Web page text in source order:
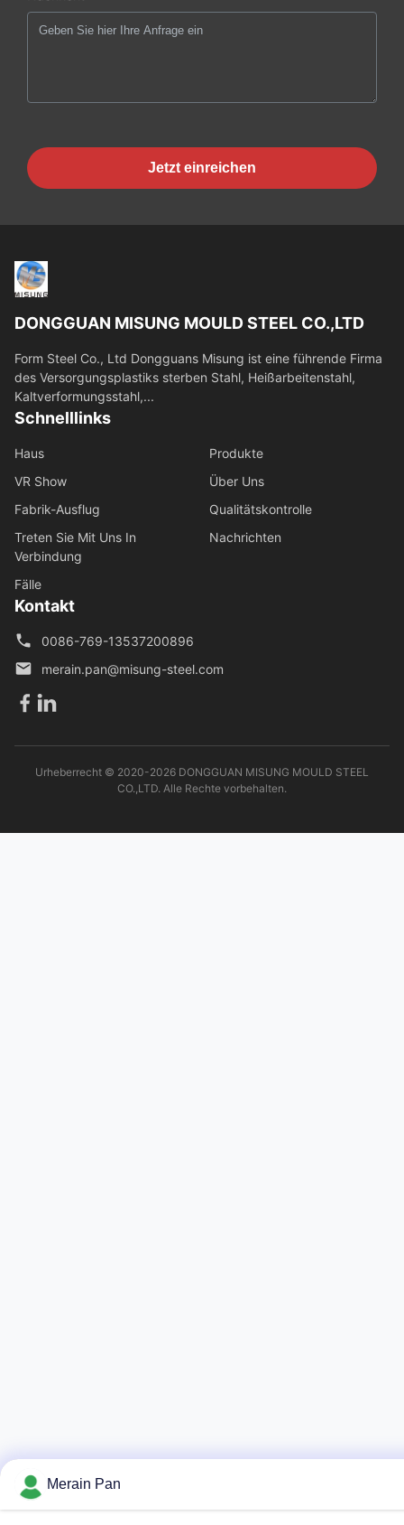
Jetzt einreichen
DONGGUAN MISUNG MOULD STEEL CO.,LTD
Form Steel Co., Ltd Dongguans Misung ist eine führende Firma
des Versorgungsplastiks sterben Stahl, Heißarbeitenstahl,
Kaltverformungsstahl,...
Schnelllinks
Haus
Produkte
VR Show
Über Uns
Fabrik-Ausflug
Qualitätskontrolle
Treten Sie Mit Uns In
Verbindung
Nachrichten
Fälle
Kontakt
0086-769-13537200896
merain.pan@misung-steel.com
Urheberrecht © 2020-2026 DONGGUAN MISUNG MOULD STEEL
CO.,LTD. Alle Rechte vorbehalten.
Merain Pan